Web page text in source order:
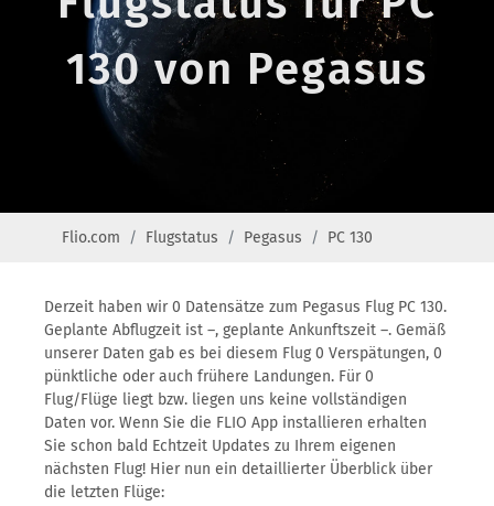
130 von Pegasus
Flio.com Flugstatus Pegasus PC 130
Derzeit haben wir 0 Datensätze zum Pegasus Flug PC 130.
Geplante Abflugzeit ist –, geplante Ankunftszeit –. Gemäß
unserer Daten gab es bei diesem Flug 0 Verspätungen, 0
pünktliche oder auch frühere Landungen. Für 0
Flug/Flüge liegt bzw. liegen uns keine vollständigen
Daten vor. Wenn Sie die FLIO App installieren erhalten
Sie schon bald Echtzeit Updates zu Ihrem eigenen
nächsten Flug! Hier nun ein detaillierter Überblick über
die letzten Flüge: